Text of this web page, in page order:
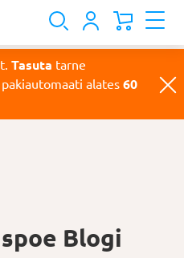
Tasuta tarne
pakiautomaati alates 60
Blogi